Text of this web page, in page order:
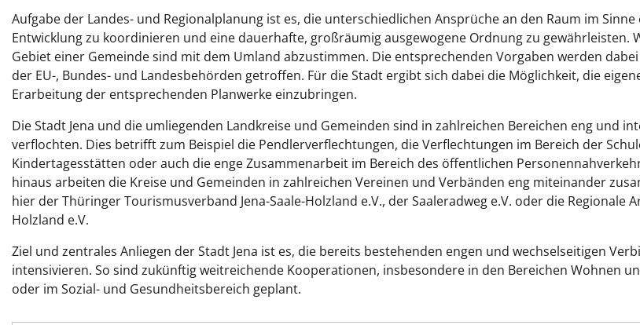
Aufgabe der Landes- und Regionalplanung ist es, die unterschiedlichen Ansprüche an den Raum im
Entwicklung zu koordinieren und eine dauerhafte, großräumig ausgewogene Ordnung zu gewährleisten.
Gebiet einer Gemeindesind mit dem Umland abzustimmen. Die entsprechenden Vorgaben werden dabei
der EU-, Bundes- und Landesbehörden getroffen. Für dieStadt ergibt sich dabei die Möglichkeit, die
Erarbeitung der entsprechenden Planwerke einzubringen.
Die Stadt Jena und die umliegenden Landkreise und Gemeinden sind in zahlreichen Bereichen eng und
verflochten. Dies betrifft zum Beispiel die Pendlerverflechtungen, die Verflechtungen im Bereich der
Kindertagesstätten oder auch die enge Zusammenarbeit im Bereich des öffentlichen
hinaus arbeiten die Kreise und Gemeinden in zahlreichen Vereinen und Verbänden eng miteinander
hier der Thüringer Tourismusverband Jena-Saale-Holzland e.V., der Saaleradweg e.V. oder die Regionale
Holzland e.V.
Ziel und zentrales Anliegen der Stadt Jena ist es, die bereits bestehenden engen und wechselseitigen
intensivieren. So sind zukünftig weitreichende Kooperationen, insbesondere in den Bereichen Wohnen
oder im Sozial- und Gesundheitsbereich geplant.